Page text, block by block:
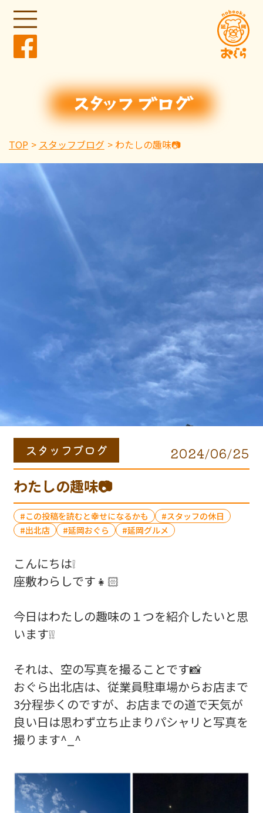
TOP スタッフブログ わたしの趣味📷
スタッフブログ 2024/06/25
わたしの趣味📷
この投稿を読むと幸せになるかも
スタッフの休日
出北店
延岡おぐら 延岡グルメ
こんにちは❕
座敷わらしです👧🏻
今日はわたしの趣味の１つを紹介したいと思
います❕❕
それは、空の写真を撮ることです📸
おぐら出北店は、従業員駐車場からお店まで
3分程歩くのですが、お店までの道で天気が
良い日は思わず立ち止まりパシャリと写真を
撮ります^_^